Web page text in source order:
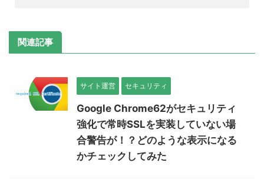
関連記事
サイト運営 セキュリティ
Google Chrome62がセキュリティ
強化で常時SSLを実装していない場
合警告が！？どのような表示になる
かチェックしてみた